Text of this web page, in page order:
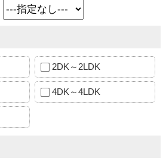
2DK～2LDK
4DK～4LDK